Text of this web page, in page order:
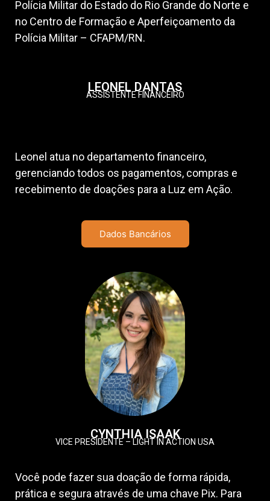
Polícia Militar do Estado do Rio Grande do Norte e
no Centro de Formação e Aperfeiçoamento da
Polícia Militar – CFAPM/RN.
LEONEL DANTAS
ASSISTENTE FINANCEIRO
Leonel atua no departamento financeiro,
gerenciando todos os pagamentos, compras e
recebimento de doações para a Luz em Ação.
Dados Bancários
CYNTHIA ISAAK
VICE PRESIDENTE – LIGHT IN ACTION USA
Você pode fazer sua doação de forma rápida,
prática e segura através de uma chave Pix. Para